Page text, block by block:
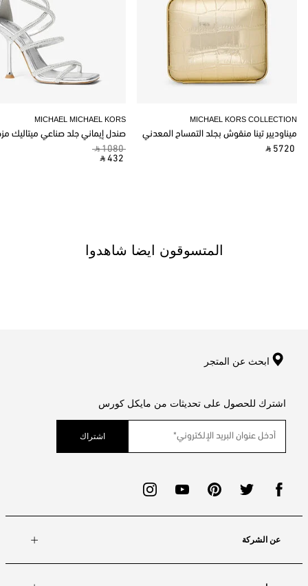
MICHAEL MICHAEL KORS
صندل إيماني جلد صناعي ميتاليك
‎ ⃁ 1080 ‎
‎ ⃁ 432 ‎
MICHAEL KORS COLLECTION
ميناوديير تينا منقوش بجلد التمساح المعدني
‎ ⃁ 5720 ‎
المتسوقون ايضا شاهدوا
ابحث عن المتجر
اشترك للحصول على تحديثات من مايكل كورس
اشتراك
عن الشركة